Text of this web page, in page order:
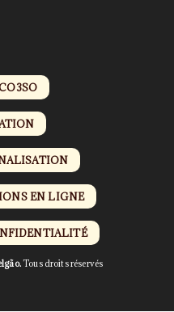
EN LIGNE
Tous droits réservés